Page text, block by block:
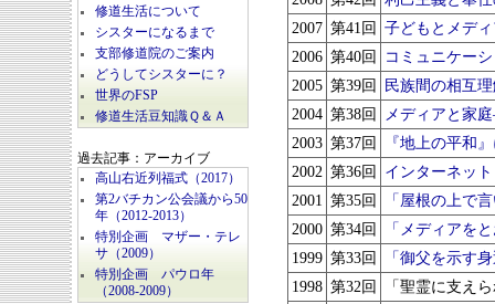
修道生活について
シスターになるまで
支部修道院のご案内
どうしてシスターに？
世界のFSP
修道生活豆知識Ｑ＆Ａ
過去記事：アーカイブ
高山右近列福式（2017）
第2バチカン公会議から50
年（2012-2013）
特別企画 マザー・テレ
サ（2009）
特別企画 パウロ年
（2008-2009）
2007 第41回 子どもとメデ
2006 第40回
コミュニケー
2005 第39回
民族間の相互
2004 第38回
メディアと家
2003 第37回
『地上の平和
2002 第36回
インターネッ
2001 第35回
「屋根の上で
2000 第34回
「メディアを
1999 第33回
「御父を示す
1998 第32回
「聖霊に支え